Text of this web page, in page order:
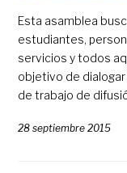
Esta asamblea
estudiantes,
servicios y todos
objetivo de
de trabajo de
28 septiembre 2015